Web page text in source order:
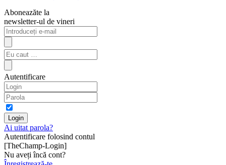
Aboneazăte la
newsletter-ul de vineri
Autentificare
Ai uitat parola?
Autentificare folosind contul
[TheChamp-Login]
Nu aveți încă cont?